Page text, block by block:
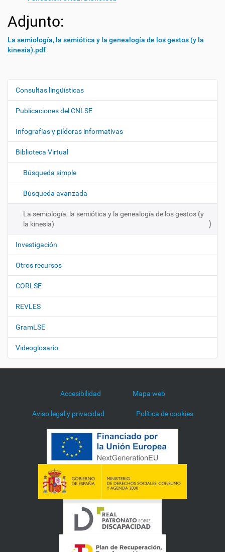
Adjunto:
La semiología, la semiótica y la genealogía de los gestos (y la
kinesia).pdf
N
e
g
a
i
n
Consultas lingüísticas
Publicaciones del CNLSE
Infografías y píldoras informativas
Biblioteca Virtual
Búsqueda simple
Búsqueda avanzada
La semiología, la semiótica y la genealogía de los gestos (y
la kinesia)
Investigación
Otros recursos
CORLSE
REVLES
GramLSE
Videoglosario
Accesibilidad Mapa web
Aviso legal y privacidad Política de cookies